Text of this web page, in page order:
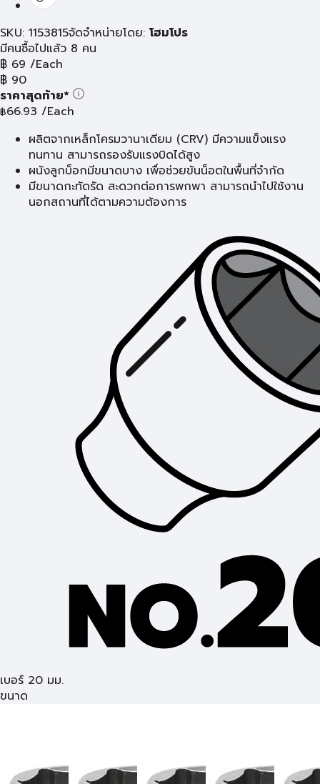
SKU: 1153815จัดจำหน่ายโดย: โฮมโปร
มีคนซื้อไปแล้ว 8 คน
฿ 69 /Each
฿ 90
ราคาสุดท้าย*
฿66.93 /Each
ผลิตจากเหล็กโครมวานาเดียม (CRV) มีความแข็งแรง
ทนทาน สามารถรองรับแรงบิดได้สูง
ผนังลูกบ็อกมีขนาดบาง เพื่อช่วยขันน็อตในพื้นที่จำกัด
มีขนาดกะทัดรัด สะดวกต่อการพกพา สามารถนำไปใช้งาน
นอกสถานที่ได้ตามความต้องการ
เบอร์ 20 มม.
ขนาด